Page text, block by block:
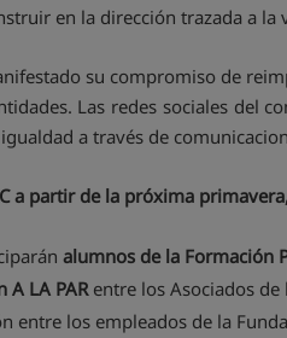
en la dirección trazada a la
su compromiso de
Las redes sociales del
a través de
a partir de la próxima
alumnos de la Formación
A LA PARentre los Asociados de
entre los empleados de la